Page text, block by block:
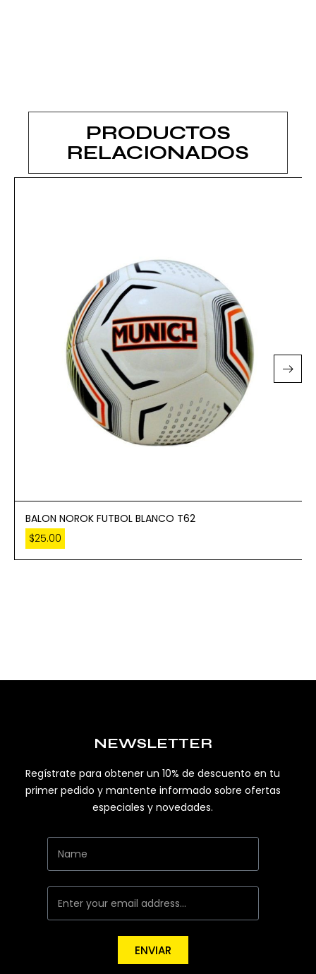
PRODUCTOS
RELACIONADOS
BALON NOROK FUTBOL BLANCO T62
$25.00
NEWSLETTER
Regístrate para obtener un 10% de descuento en tu
primer pedido y mantente informado sobre ofertas
especiales y novedades.
ENVIAR